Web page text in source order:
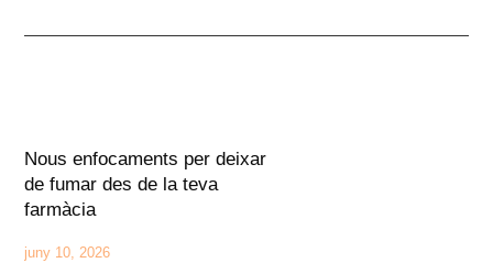
Nous enfocaments per deixar
de fumar des de la teva
farmàcia
juny 10, 2026